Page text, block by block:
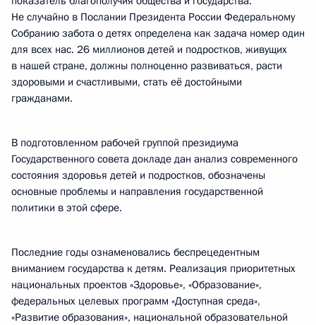
Не случайно в Послании Президента России Федеральному
Собранию забота о детях определена как задача номер один
для всех нас. 26 миллионов детей и подростков, живущих
в нашей стране, должны полноценно развиваться, расти
здоровыми и счастливыми, стать её достойными
гражданами.
В подготовленном рабочей группой президиума
Государственного совета докладе дан анализ современного
состояния здоровья детей и подростков, обозначены
основные проблемы и направления государственной
политики в этой сфере.
Последние годы ознаменовались беспрецедентным
вниманием государства к детям. Реализация приоритетных
национальных проектов «Здоровье», «Образование»,
федеральных целевых программ «Доступная среда»,
«Развитие образования», национальной образовательной